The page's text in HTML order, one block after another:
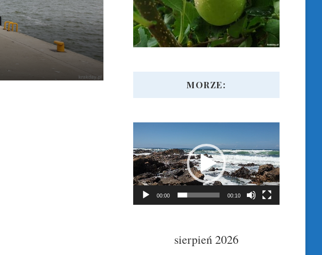
MORZE:
Odtwarzacz
video
00:00 00:10
sierpień 2026